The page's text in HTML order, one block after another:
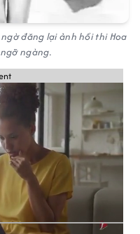
đăng lại ảnh hồi thi Hoa
ngàng.